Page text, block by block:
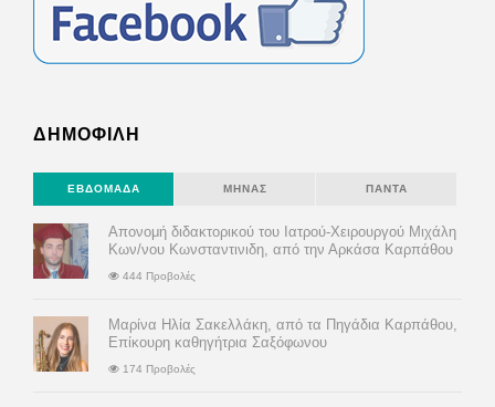
ΔΗΜΟΦΙΛΗ
ΕΒΔΟΜΆΔΑ ΜΉΝΑΣ ΠΆΝΤΑ
Απονομή διδακτορικού του Ιατρού-Χειρουργού Μιχάλη
Κων/νου Κωνσταντινιδη, από την Αρκάσα Καρπάθου
444 Προβολές
Μαρίνα Ηλία Σακελλάκη, από τα Πηγάδια Καρπάθου,
Επίκουρη καθηγήτρια Σαξόφωνου
174 Προβολές